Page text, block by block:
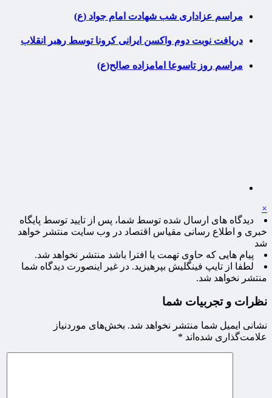
مراسم عزاداری شب شهادت امام جواد (ع)
دریافت نوبت دوم واکسن ایرانی کرونا توسط رهبر انقلاب
مراسم روز تاسوعا امامزاده صالح(ع)
×
دیدگاه های ارسال شده توسط شما، پس از تایید توسط پایگاه
خبری و اطلاع رسانی مقیاس اقتصاد در وب سایت منتشر خواهد
شد
پیام هایی که حاوی تهمت یا افترا باشد منتشر نخواهد شد.
لطفا از تایپ فینگلیش بپرهیزید. در غیر اینصورت دیدگاه شما
منتشر نخواهد شد.
نظرات و تجربیات شما
نشانی ایمیل شما منتشر نخواهد شد. بخش‌های موردنیاز
علامت‌گذاری شده‌اند *